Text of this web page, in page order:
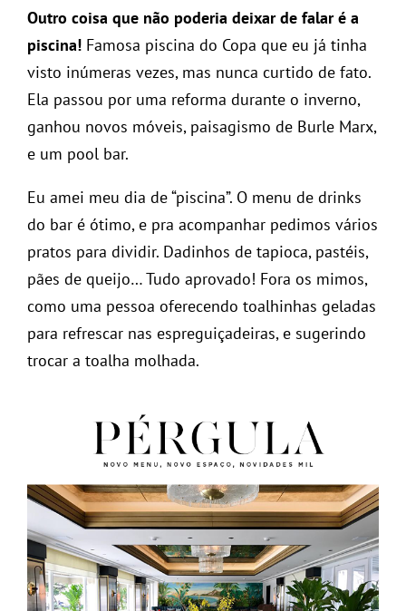
Outro coisa que não poderia deixar de falar é a
piscina! Famosa piscina do Copa que eu já tinha
visto inúmeras vezes, mas nunca curtido de fato.
Ela passou por uma reforma durante o inverno,
ganhou novos móveis, paisagismo de Burle Marx,
e um pool bar.
Eu amei meu dia de “piscina”. O menu de drinks
do bar é ótimo, e pra acompanhar pedimos vários
pratos para dividir. Dadinhos de tapioca, pastéis,
pães de queijo… Tudo aprovado! Fora os mimos,
como uma pessoa oferecendo toalhinhas geladas
para refrescar nas espreguiçadeiras, e sugerindo
trocar a toalha molhada.